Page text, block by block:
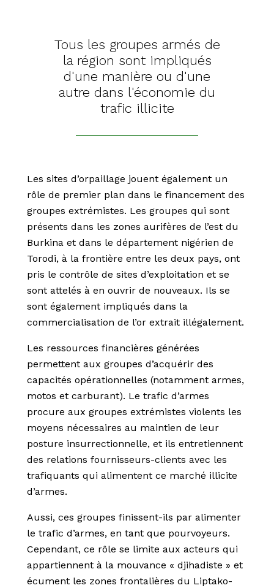
Tous les groupes armés de
la région sont impliqués
d'une manière ou d'une
autre dans l'économie du
trafic illicite
Les sites d’orpaillage jouent également un
rôle de premier plan dans le financement des
groupes extrémistes. Les groupes qui sont
présents dans les zones aurifères de l’est du
Burkina et dans le département nigérien de
Torodi, à la frontière entre les deux pays, ont
pris le contrôle de sites d’exploitation et se
sont attelés à en ouvrir de nouveaux. Ils se
sont également impliqués dans la
commercialisation de l’or extrait illégalement.
Les ressources financières générées
permettent aux groupes d’acquérir des
capacités opérationnelles (notamment armes,
motos et carburant). Le trafic d’armes
procure aux groupes extrémistes violents les
moyens nécessaires au maintien de leur
posture insurrectionnelle, et ils entretiennent
des relations fournisseurs-clients avec les
trafiquants qui alimentent ce marché illicite
d’armes.
Aussi, ces groupes finissent-ils par alimenter
le trafic d’armes, en tant que pourvoyeurs.
Cependant, ce rôle se limite aux acteurs qui
appartiennent à la mouvance « djihadiste » et
écument les zones frontalières du Liptako-